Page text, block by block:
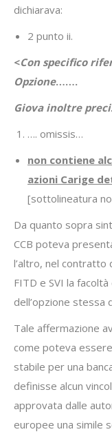
dichiarava:
2 punto ii.
<Con specifico
Opzione…….
Giova inoltre
…. omissis…
non contiene
azioni Carige
[sottolineatura
Da quanto sopra
CCB poteva
l’altro, nel contratto
FITD e SVI la
dell’opzione stessa
Tale affermazione
come poteva
stabile per una
definisse alcun
approvata dalle
europee una simile